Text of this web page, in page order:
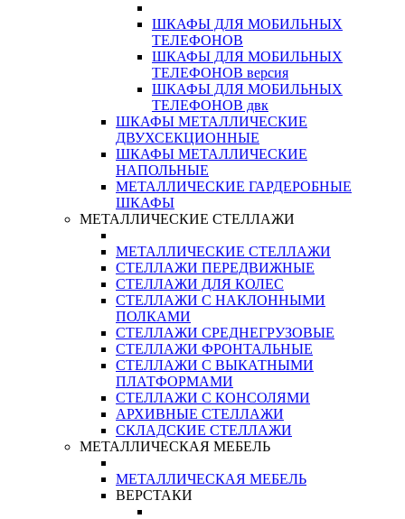
ШКАФЫ ДЛЯ МОБИЛЬНЫХ
ТЕЛЕФОНОВ
ШКАФЫ ДЛЯ МОБИЛЬНЫХ
ТЕЛЕФОНОВ версия
ШКАФЫ ДЛЯ МОБИЛЬНЫХ
ТЕЛЕФОНОВ двк
ШКАФЫ МЕТАЛЛИЧЕСКИЕ
ДВУХСЕКЦИОННЫЕ
ШКАФЫ МЕТАЛЛИЧЕСКИЕ
НАПОЛЬНЫЕ
МЕТАЛЛИЧЕСКИЕ ГАРДЕРОБНЫЕ
ШКАФЫ
МЕТАЛЛИЧЕСКИЕ СТЕЛЛАЖИ
МЕТАЛЛИЧЕСКИЕ СТЕЛЛАЖИ
СТЕЛЛАЖИ ПЕРЕДВИЖНЫЕ
СТЕЛЛАЖИ ДЛЯ КОЛЕС
СТЕЛЛАЖИ С НАКЛОННЫМИ
ПОЛКАМИ
СТЕЛЛАЖИ СРЕДНЕГРУЗОВЫЕ
СТЕЛЛАЖИ ФРОНТАЛЬНЫЕ
СТЕЛЛАЖИ С ВЫКАТНЫМИ
ПЛАТФОРМАМИ
СТЕЛЛАЖИ С КОНСОЛЯМИ
АРХИВНЫЕ СТЕЛЛАЖИ
СКЛАДСКИЕ СТЕЛЛАЖИ
МЕТАЛЛИЧЕСКАЯ МЕБЕЛЬ
МЕТАЛЛИЧЕСКАЯ МЕБЕЛЬ
ВЕРСТАКИ